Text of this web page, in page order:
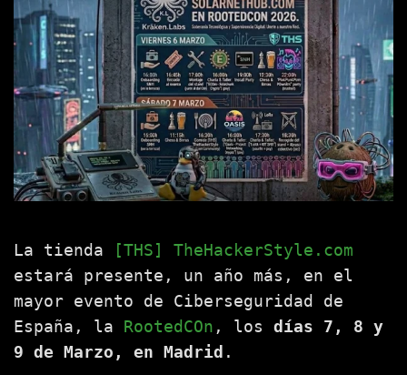
La tienda
[THS] TheHackerStyle.com
estará presente, un año más, en el
mayor evento de Ciberseguridad de
España, la RootedCOn , los días 7, 8 y
9 de Marzo, en Madrid .